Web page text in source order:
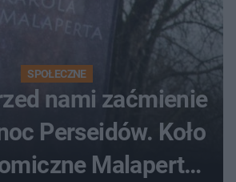
SPOŁECZNE
nami zaćmienie
Perseidów. Koło
Malapert